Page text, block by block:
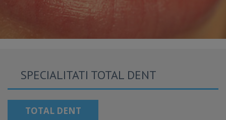
SPECIALITATI TOTAL DENT
TOTAL DENT